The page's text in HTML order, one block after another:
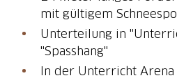
mit gültigem
Unterteilung in
"Spasshang"
In der Unterricht Arena